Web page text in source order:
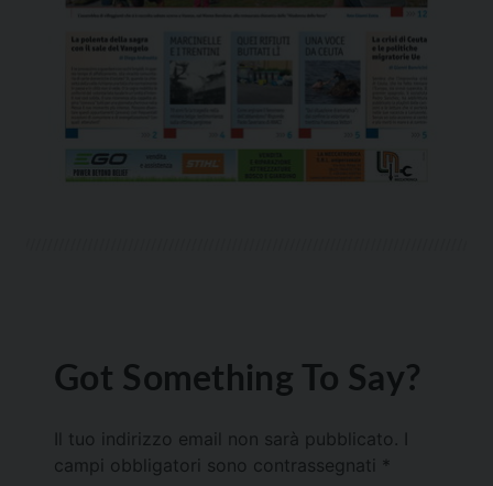
Got Something To Say?
Il tuo indirizzo email non sarà pubblicato.
campi obbligatori sono contrassegnati *